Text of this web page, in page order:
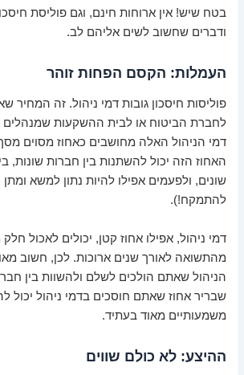
בטח שיש! אין ארוחות חינם, וגם פוליסת
ודברים שחשוב לשים אליהם לב.
העמלות: הקסם הפחות זוהר
פוליסות חיסכון גובות דמי ניהול. זה המחיר
לחברת הביטוח או לבית ההשקעות
דמי הניהול האלה מחושבים כאחוז מסוים
האחוז הזה יכול להשתנות בין חברות שונות,
שונים, ולפעמים אפילו להיות נתון למשא ומתן
להתמקח!).
דמי ניהול, אפילו אחוז קטן, יכולים לאכול
מהתשואה לאורך שנים ארוכות. לכן, חשוב
הניהול שאתם הולכים לשלם ולהשוות בין
שבריר אחוז שאתם חוסכים בדמי ניהול יכול
משמעותיים מאוד בעתיד.
ההיצע: לא כולם שווים